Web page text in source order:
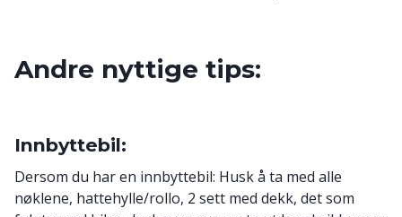
Andre nyttige tips:
Innbyttebil:
Dersom du har en innbyttebil: Husk å ta med alle
nøklene, hattehylle/rollo, 2 sett med dekk, det som